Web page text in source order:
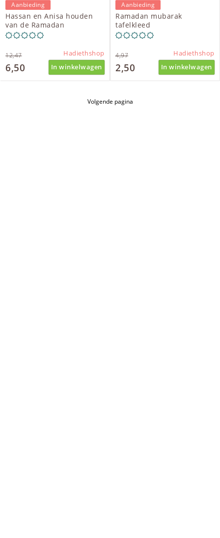
Hassan en Anisa houden
van de Ramadan
Aanbieding
Hadiethshop
12,47
6,50 In winkelwagen
Ramadan mubarak
tafelkleed
Aanbieding
Hadiethshop
4,97
2,50 In winkelwagen
Volgende pagina